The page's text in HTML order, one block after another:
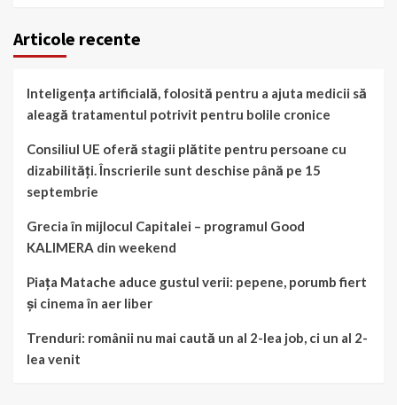
Articole recente
Inteligența artificială, folosită pentru a ajuta medicii să
aleagă tratamentul potrivit pentru bolile cronice
Consiliul UE oferă stagii plătite pentru persoane cu
dizabilități. Înscrierile sunt deschise până pe 15
septembrie
Grecia în mijlocul Capitalei – programul Good
KALIMERA din weekend
Piața Matache aduce gustul verii: pepene, porumb fiert
și cinema în aer liber
Trenduri: românii nu mai caută un al 2-lea job, ci un al 2-
lea venit